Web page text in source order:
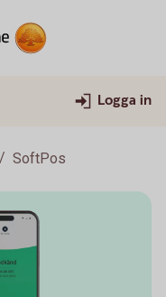
Logga in
SoftPos